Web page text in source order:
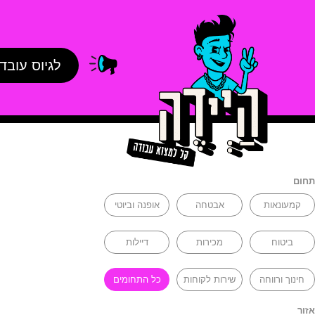
לגיוס
תחום
קמעונאות אבטחה אופנה וביוטי
ביטוח מכירות דיילות
חינוך ורווחה שירות לקוחות כל התחומים
אזור